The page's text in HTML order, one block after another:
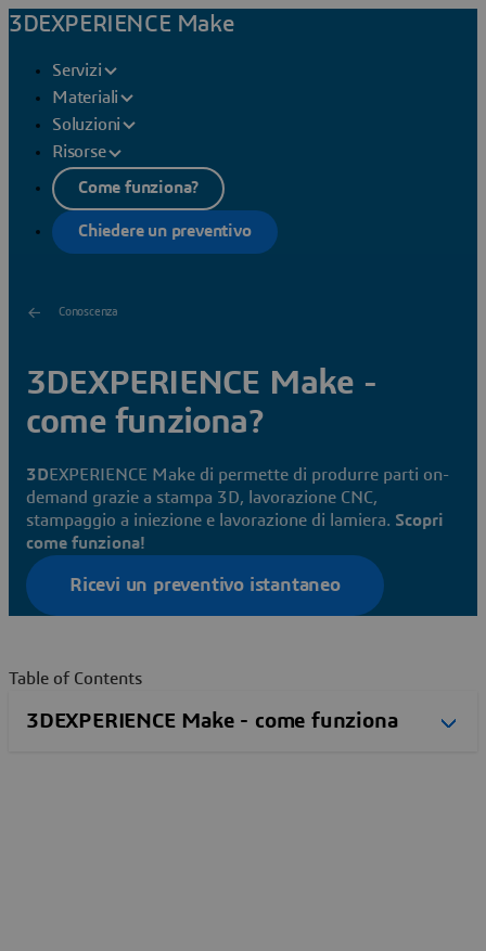
3DEXPERIENCE Make
Servizi
Materiali
Soluzioni
Risorse
Come funziona?
Chiedere un preventivo
Conoscenza
3DEXPERIENCE Make -
come funziona?
3DEXPERIENCE Make di permette di produrre parti on-
demand grazie a stampa 3D, lavorazione CNC,
stampaggio a iniezione e lavorazione di lamiera. Scopri
come funziona!
Ricevi un preventivo istantaneo
Table of Contents